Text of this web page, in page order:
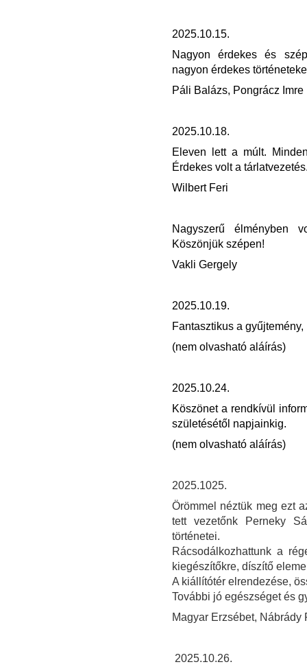
2025.10.15.
Nagyon érdekes és
nagyon érdekes
Páli Balázs, Pongrácz Imre
2025.10.18.
Eleven lett a múlt.
Érdekes volt a
Wilbert Feri
Nagyszerű élményben
Köszönjük szépen!
Vakli Gergely
2025.10.19.
Fantasztikus a
(nem olvasható aláírás)
2025.10.24.
Köszönet a rendkívül
születésétől napjainkig.
(nem olvasható aláírás)
2025.1025.
Örömmel néztük meg ezt
tett vezetőnk Perneky
történetei.
Rácsodálkozhattunk a
kiegészítőkre, díszítő
A kiállítótér elrendezése,
További jó egészséget és
Magyar Erzsébet, Nábrády
2025.10.26.